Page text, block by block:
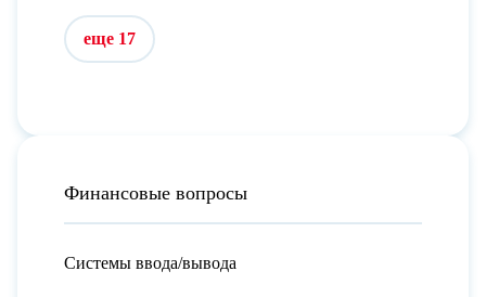
еще 17
Финансовые вопросы
Системы ввода/вывода